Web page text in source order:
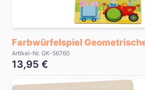
Farbwürfelspiel
Artikel-Nr. GK-56760
13,95 €